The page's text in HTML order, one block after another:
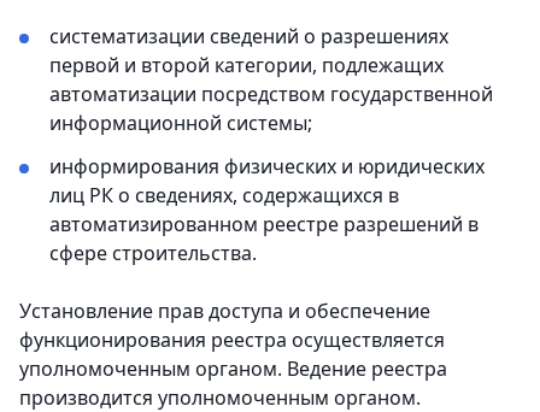
систематизации сведений о разрешениях
первой и второй категории, подлежащих
автоматизации посредством государственной
информационной системы;
информирования физических и юридических
лиц РК о сведениях, содержащихся в
автоматизированном реестре разрешений в
сфере строительства.
Установление прав доступа и обеспечение
функционирования реестра осуществляется
уполномоченным органом. Ведение реестра
производится уполномоченным органом.